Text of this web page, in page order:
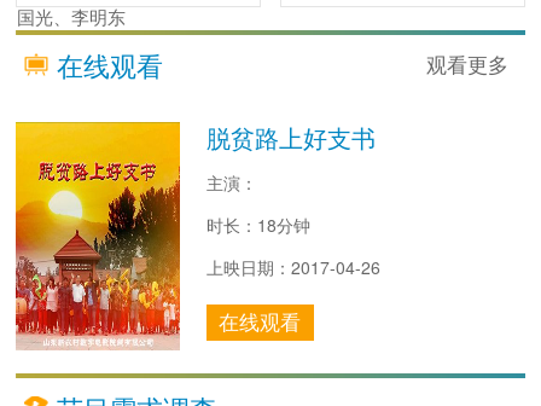
国光、李明东
在线观看 观看更多
脱贫路上好支书
主演：
时长：18分钟
上映日期：2017-04-26
在线观看